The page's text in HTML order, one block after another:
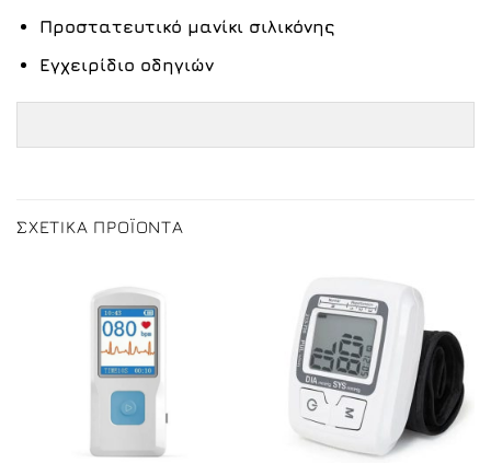
Προστατευτικό μανίκι σιλικόνης
Εγχειρίδιο οδηγιών
ΣΧΕΤΙΚΆ ΠΡΟΪΌΝΤΑ